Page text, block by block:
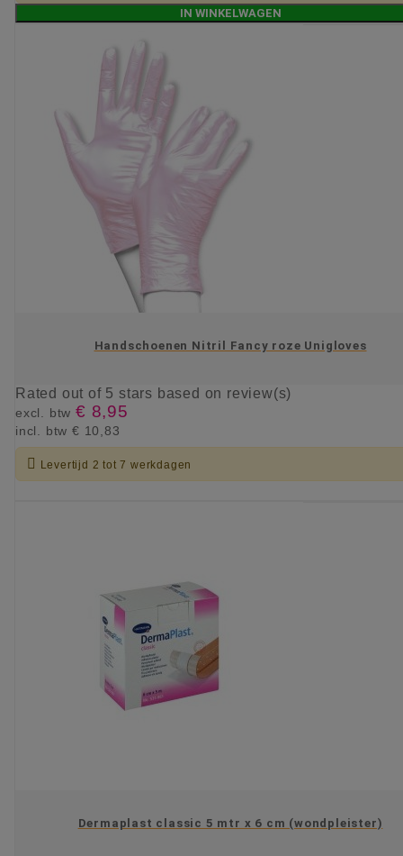
IN WINKELWAGEN
Handschoenen Nitril Fancy roze Unigloves
Rated out of 5 stars based on review(s)
excl. btw € 8,95
incl. btw € 10,83
 Levertijd 2 tot 7 werkdagen
Dermaplast classic 5 mtr x 6 cm (wondpleister)